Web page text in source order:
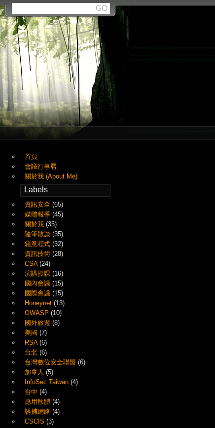
首頁
會議行事曆
關於我 (About Me)
Labels
資訊安全 (65)
媒體報導 (45)
關於我 (35)
隨筆散談 (35)
惡意程式 (32)
資訊技術 (28)
CSA (24)
演講授課 (16)
國內會議 (15)
國際會議 (15)
Honeynet (13)
OWASP (10)
國外旅遊 (8)
美國 (7)
RSA (6)
台北 (6)
台灣數位安全聯盟 (6)
加拿大 (5)
InfoSec Taiwan (4)
台中 (4)
應用軟體 (4)
誘捕網路 (4)
CSCIS (3)